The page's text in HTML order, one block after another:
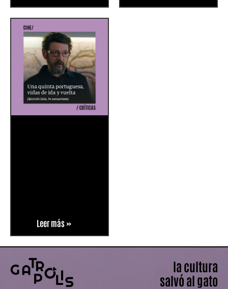
Leer más »
la cultura
salvó al gato